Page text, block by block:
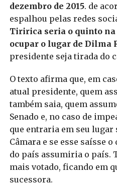
dezembro de 2015. de
espalhou pelas redes
Tiririca seria o quinto
ocupar o lugar de Dilma
presidente seja tirada do
O texto afirma que, em
atual presidente, quem
também saia, quem
Senado e, no caso de
que entraria em seu lugar
Câmara e se esse saísse
do país assumiria o país.
mais votado, ficando em
sucessora.